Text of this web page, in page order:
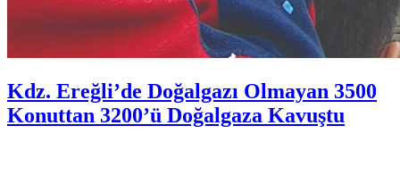
Kdz. Ereğli’de Doğalgazı Olmayan 3500
Konuttan 3200’ü Doğalgaza Kavuştu